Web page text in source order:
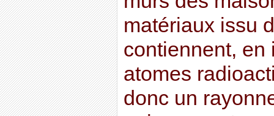
matériaux issu
contiennent, en
atomes
donc un